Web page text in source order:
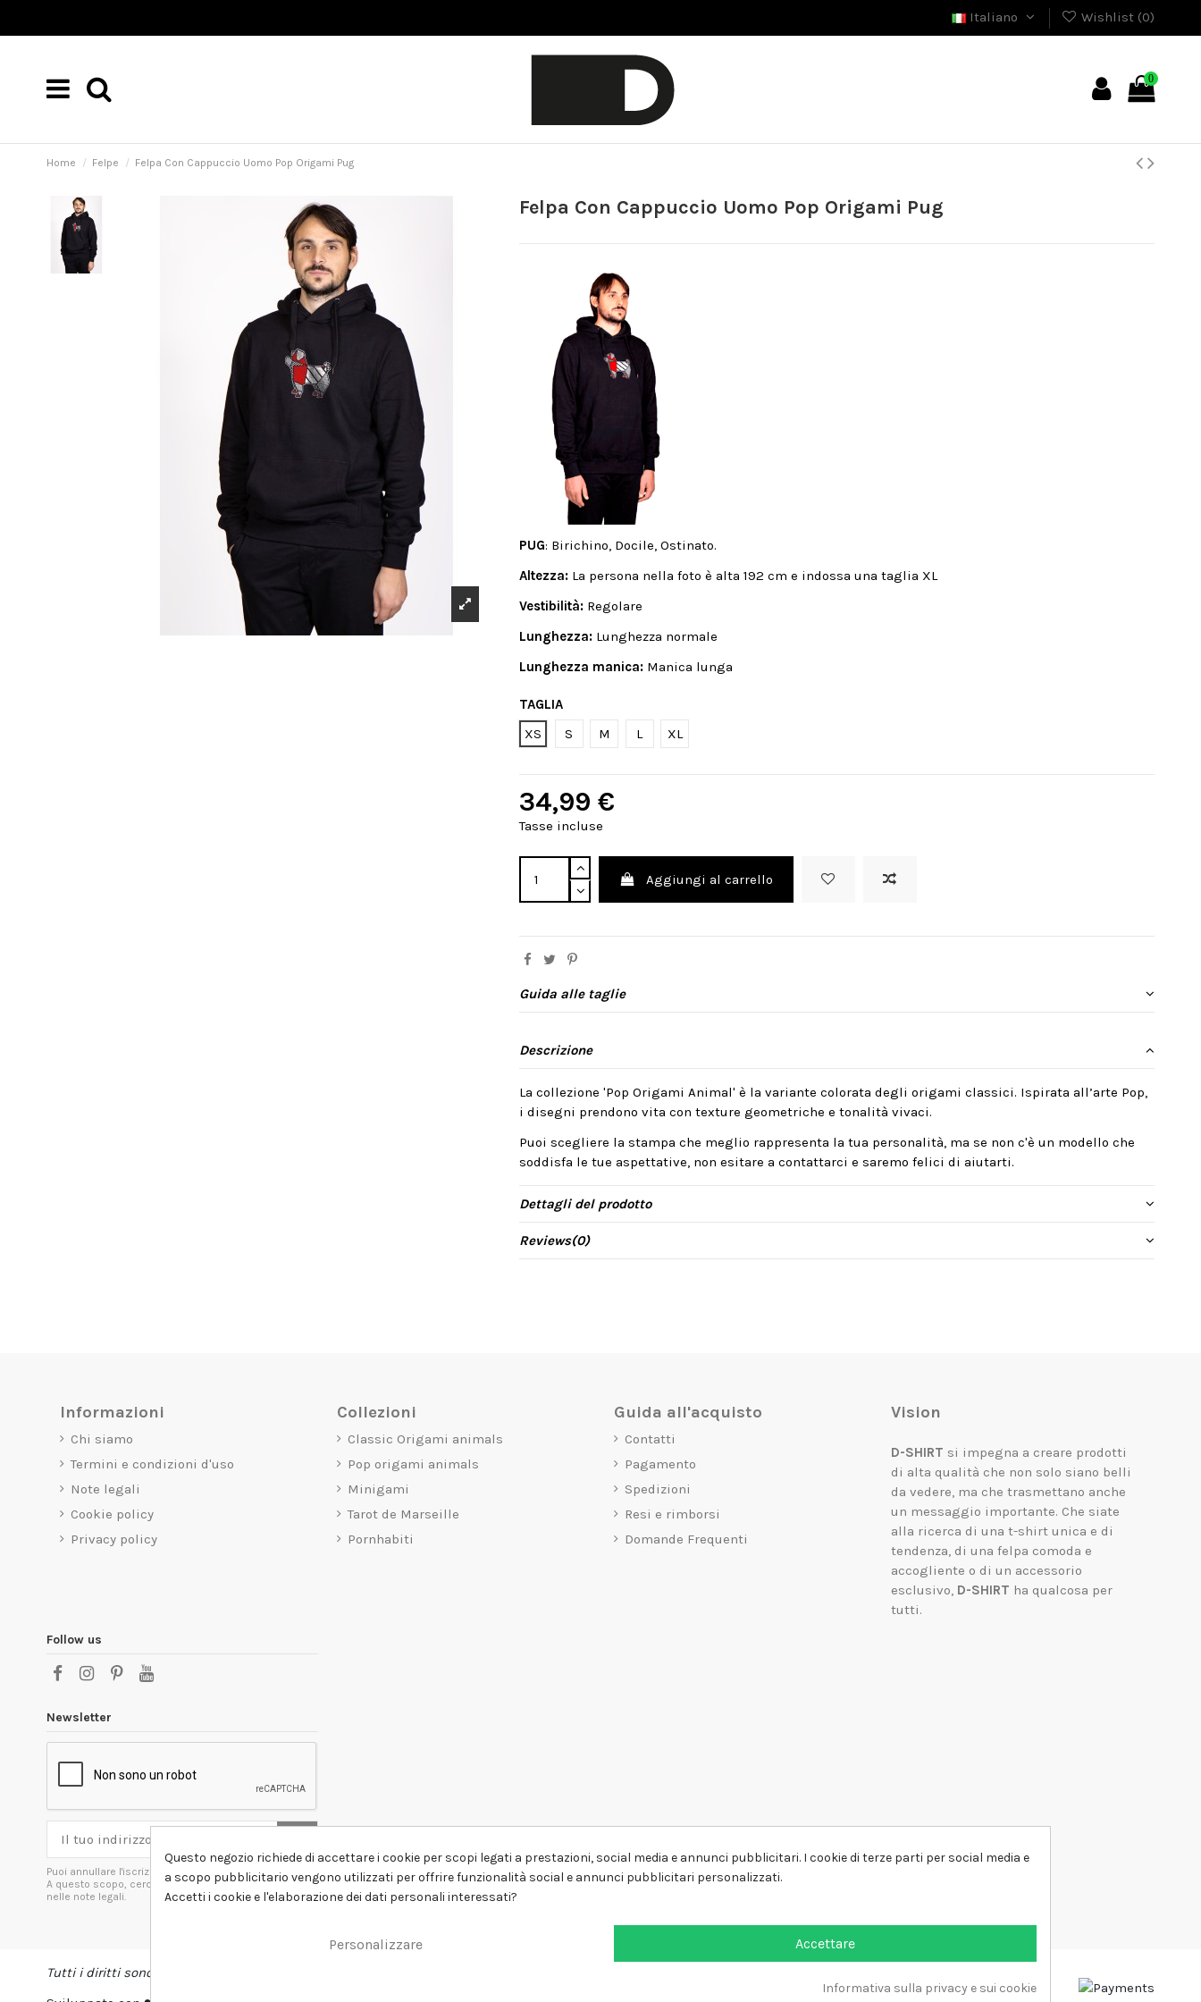
Italiano Wishlist (0)
0
Home Felpe Felpa Con Cappuccio Uomo Pop Origami Pug
Felpa Con Cappuccio Uomo Pop Origami Pug
PUG: Birichino, Docile, Ostinato.
Altezza: La persona nella foto è alta 192 cm e indossa una taglia XL
Vestibilità: Regolare
Lunghezza: Lunghezza normale
Lunghezza manica: Manica lunga
TAGLIA
XS
S M L XL
34,99 €
Tasse incluse
Aggiungi al carrello
Guida alle taglie
Descrizione
La collezione 'Pop Origami Animal' è la variante colorata degli origami classici. Ispirata all’arte Pop,
i disegni prendono vita con texture geometriche e tonalità vivaci.
Puoi scegliere la stampa che meglio rappresenta la tua personalità, ma se non c'è un modello che
soddisfa le tue aspettative, non esitare a contattarci e saremo felici di aiutarti.
Dettagli del prodotto
Reviews(0)
Informazioni
Chi siamo
Termini e condizioni d'uso
Note legali
Cookie policy
Privacy policy
Collezioni
Classic Origami animals
Pop origami animals
Minigami
Tarot de Marseille
Pornhabiti
Guida all'acquisto
Contatti
Pagamento
Spedizioni
Resi e rimborsi
Domande Frequenti
Vision
D-SHIRT si impegna a creare prodotti
di alta qualità che non solo siano belli
da vedere, ma che trasmettano anche
un messaggio importante. Che siate
alla ricerca di una t-shirt unica e di
tendenza, di una felpa comoda e
accogliente o di un accessorio
esclusivo, D-SHIRT ha qualcosa per
tutti.
Follow us
Newsletter
Puoi annullare l'iscrizione in ogni momenti.
A questo scopo, cerca le info di contatto
nelle note legali.
Tutti i diritti sono riservati DSHIRT - P.IVA 04979670652
Questo negozio richiede di accettare i cookie per scopi legati a prestazioni, social media e annunci pubblicitari. I cookie di terze parti per social media e
a scopo pubblicitario vengono utilizzati per offrire funzionalità social e annunci pubblicitari personalizzati.
Accetti i cookie e l'elaborazione dei dati personali interessati?
Accettare
Personalizzare
Informativa sulla privacy e sui cookie